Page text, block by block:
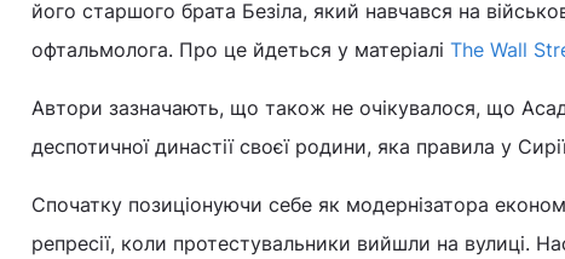
його старшого брата Безіла, який навчався на
офтальмолога. Про це йдеться у матеріалі The Wall
Автори зазначають, що також не очікувалося, що
деспотичної династії своєї родини, яка правила у
Спочатку позиціонуючи себе як модернізатора
репресії, коли протестувальники вийшли на вулиці.